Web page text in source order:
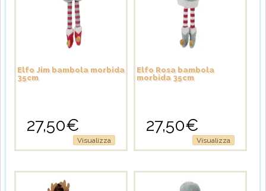
Elfo Jim bambola morbida
35cm
27,50€
Visualizza
Elfo Rosa bambola
morbida 35cm
27,50€
Visualizza